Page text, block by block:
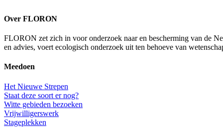
Over FLORON
FLORON zet zich in voor onderzoek naar en bescherming van de
en advies, voert ecologisch onderzoek uit ten behoeve van
Meedoen
Het Nieuwe Strepen
Staat deze soort er nog?
Witte gebieden bezoeken
Vrijwilligerswerk
Stageplekken